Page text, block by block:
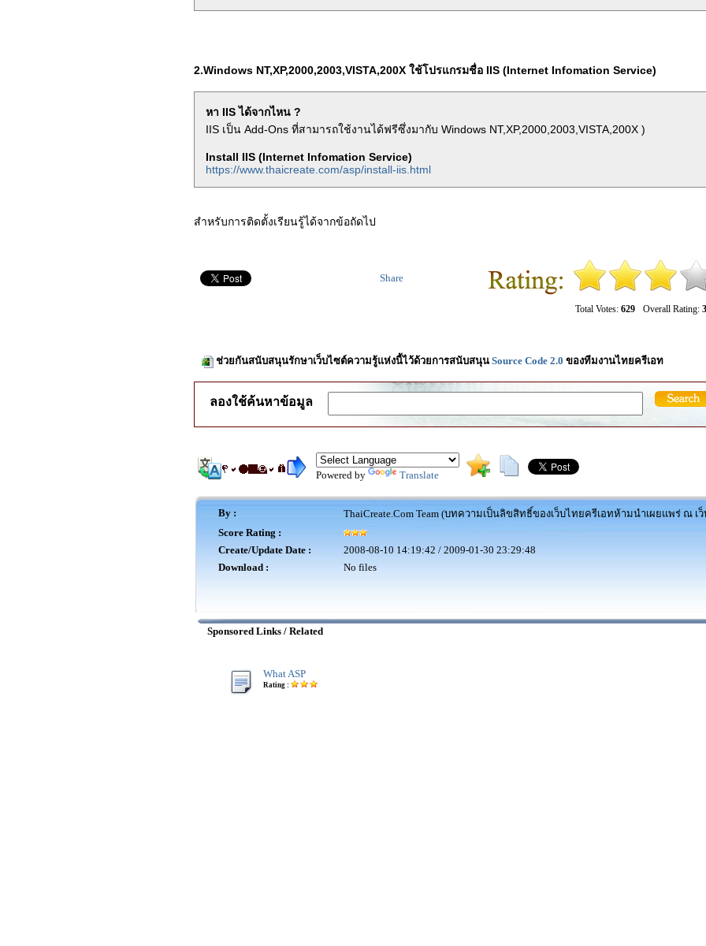
2.Windows NT,XP,2000,2003,VISTA,200X ใช้โปรแกรมชื่อ IIS (Internet Infomation Service)
หา IIS ได้จากไหน ?
IIS เป็น Add-Ons ที่สามารถใช้งานได้ฟรีซึ่งมากับ Windows NT,XP,2000,2003,VISTA,200X )
Install IIS (Internet Infomation Service)
https://www.thaicreate.com/asp/install-iis.html
สำหรับการติดตั้งเรียนรู้ได้จากข้อถัดไป
Total Votes: 629 Overall Rating:
Share
ช่วยกันสนับสนุนรักษาเว็บไซต์ความรู้แห่งนี้ไว้ด้วยการสนับสนุน Source Code 2.0 ของทีมงานไทยครีเอท
ลองใช้ค้นหาข้อมูล
Powered by Translate
By :
ThaiCreate.Com Team (บทความเป็นลิขสิทธิ์ของเว็บไทยครีเอทห้ามนำเผยแพร่ ณ เ
Score Rating :
Create/Update Date :
2008-08-10 14:19:42 / 2009-01-30 23:29:48
Download :
No files
Sponsored Links / Related
What ASP
Rating :